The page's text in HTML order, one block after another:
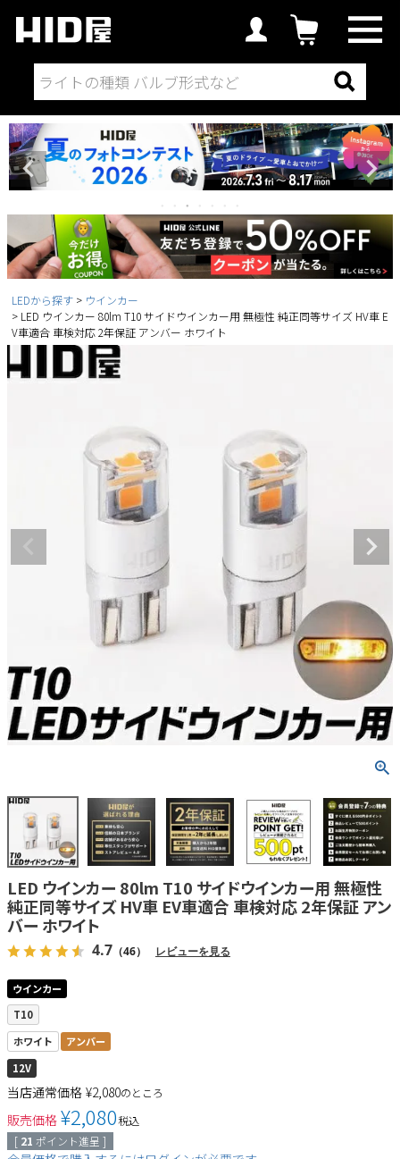
LEDから探す
ウインカー
LED ウインカー 80lm T10 サイドウインカー用 無極性 純正同等サイズ HV車 E
V車適合 車検対応 2年保証 アンバー ホワイト
LED ウインカー 80lm T10 サイドウインカー用 無極性
純正同等サイズ HV車 EV車適合 車検対応 2年保証 アン
バー ホワイト
4.7 （46） レビューを見る
ウインカー
T10
ホワイト
アンバー
12V
当店通常価格 ¥2,080のところ
販売価格 ¥2,080税込
[ 21 ポイント進呈 ]